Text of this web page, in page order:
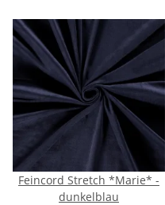
Feincord Stretch *Marie* -
dunkelblau